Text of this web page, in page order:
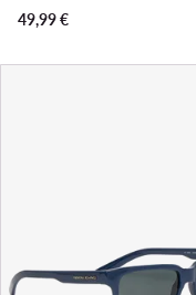
49,99€